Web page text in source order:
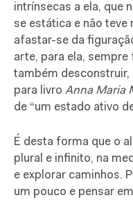
intrínsecas a ela, que
se estática e não teve
afastar-se da
arte, para ela,
também desconstruir,
para livro Anna Maria
de “um estado ativo
É desta forma que o
plural e infinito, na
e explorar caminhos.
um pouco e pensar